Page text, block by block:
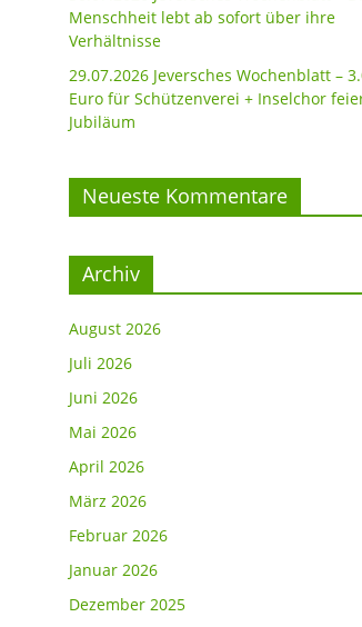
Menschheit lebt ab sofort über ihre
Verhältnisse
29.07.2026 Jeversches Wochenblatt –
Euro für Schützenverei + Inselchor
Jubiläum
Neueste Kommentare
Archiv
August 2026
Juli 2026
Juni 2026
Mai 2026
April 2026
März 2026
Februar 2026
Januar 2026
Dezember 2025